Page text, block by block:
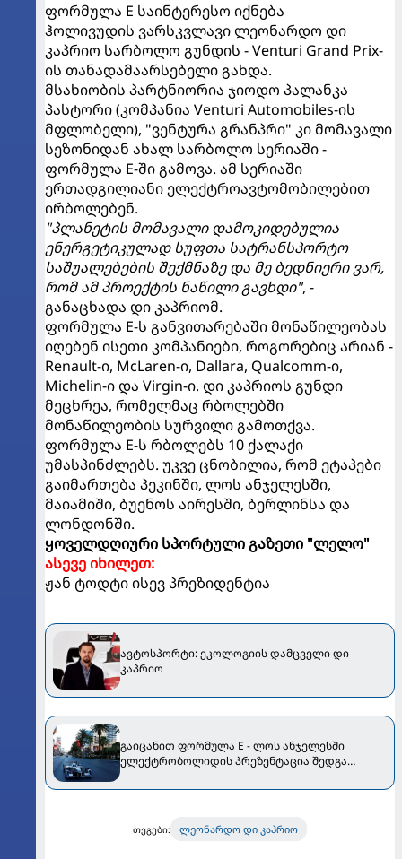
ფორმულა E საინტერესო იქნება
ჰოლივუდის ვარსკვლავი ლეონარდო დი
კაპრიო სარბოლო გუნდის - Venturi Grand Prix-
ის თანადამაარსებელი გახდა.
მსახიობის პარტნიორია ჯიოდო პალანკა
პასტორი (კომპანია Venturi Automobiles-ის
მფლობელი), "ვენტურა გრანპრი" კი მომავალი
სეზონიდან ახალ სარბოლო სერიაში -
ფორმულა E-ში გამოვა. ამ სერიაში
ერთადგილიანი ელექტროავტომობილებით
ირბოლებენ.
"პლანეტის მომავალი დამოკიდებულია
ენერგეტიკულად სუფთა სატრანსპორტო
საშუალებების შექმნაზე და მე ბედნიერი ვარ,
რომ ამ პროექტის ნაწილი გავხდი", -
განაცხადა დი კაპრიომ.
ფორმულა E-ს განვითარებაში მონაწილეობას
იღებენ ისეთი კომპანიები, როგორებიც არიან -
Renault-ი, McLaren-ი, Dallara, Qualcomm-ი,
Michelin-ი და Virgin-ი. დი კაპრიოს გუნდი
მეცხრეა, რომელმაც რბოლებში
მონაწილეობის სურვილი გამოთქვა.
ფორმულა E-ს რბოლებს 10 ქალაქი
უმასპინძლებს. უკვე ცნობილია, რომ ეტაპები
გაიმართება პეკინში, ლოს ანჯელესში,
მაიამიში, ბუენოს აირესში, ბერლინსა და
ლონდონში.
ყოველდღიური სპორტული გაზეთი "ლელო"
ასევე იხილეთ:
ჟან ტოდტი ისევ პრეზიდენტია
ავტოსპორტი: ეკოლოგიის დამცველი დი
კაპრიო
გაიცანით ფორმულა E - ლოს ანჯელესში
ელექტრობოლიდის პრეზენტაცია შედგა
თეგები: ლეონარდო დი კაპრიო